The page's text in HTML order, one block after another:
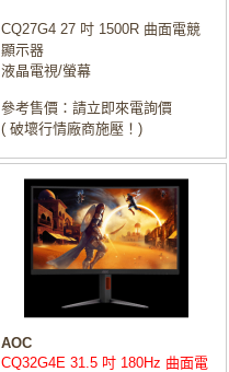
CQ27G4 27 吋 1500R 曲面電競
顯示器
液晶電視/螢幕
參考售價：請立即來電詢價
( 破壞行情廠商施壓！)
AOC
CQ32G4E 31.5 吋 180Hz 曲面電